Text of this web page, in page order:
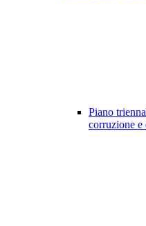
Piano
corruzione e